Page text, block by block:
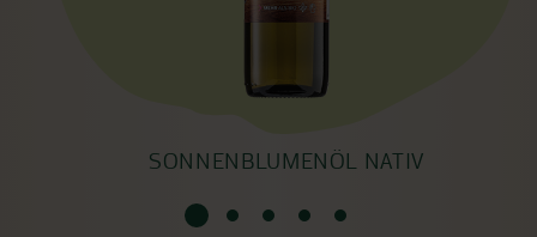
SONNENBLUMENÖL NATIV